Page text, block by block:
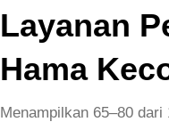
Layanan
Hama
Menampilkan 65–80 dari